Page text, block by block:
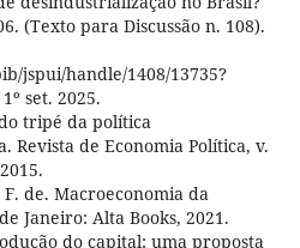
(Texto para Discussão n. 108).
jspui/handle/1408/13735?
set. 2025.
tripé da política
Revista de Economia Política, v.
F. de. Macroeconomia da
Janeiro: Alta Books, 2021.
do capital: uma proposta